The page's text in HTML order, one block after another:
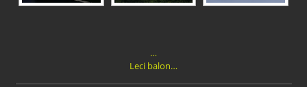
…
Leci balon…